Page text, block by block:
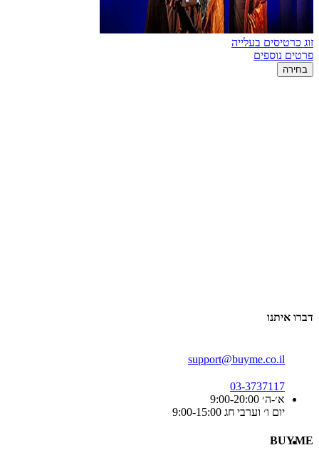
זוג כרטיסים בעלייה
פרטים נוספים
בחירה
דברו איתנו
support@buyme.co.il
03-3737117
א׳-ה׳ 9:00-20:00
יום ו׳ וערבי חג 9:00-15:00
BUYME